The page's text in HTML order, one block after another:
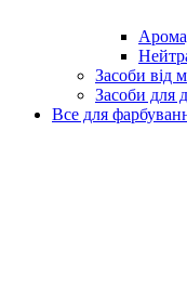
Засоби від
Засоби для
Все для